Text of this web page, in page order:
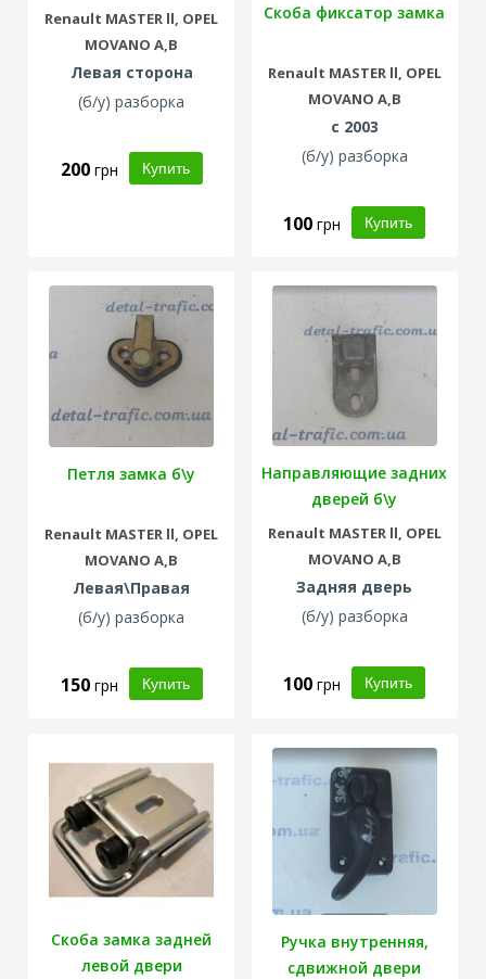
Renault MASTER ll, OPEL
MOVANO A,B
Левая сторона
(б/у) разборка
200 грн
Скоба фиксатор замка
Renault MASTER ll, OPEL
MOVANO A,B
с 2003
(б/у) разборка
100грн
Петля замка б\у
Renault MASTER ll, OPEL
MOVANO A,B
Левая\Правая
(б/у) разборка
150 грн
Направляющие задних
дверей б\у
Renault MASTER ll, OPEL
MOVANO A,B
Задняя дверь
(б/у) разборка
100грн
Скоба замка задней
левой двери
Ручка внутренняя,
сдвижной двери